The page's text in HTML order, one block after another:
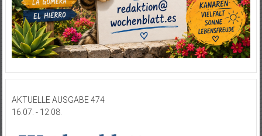
AKTUELLE AUSGABE 474
16.07. - 12.08.